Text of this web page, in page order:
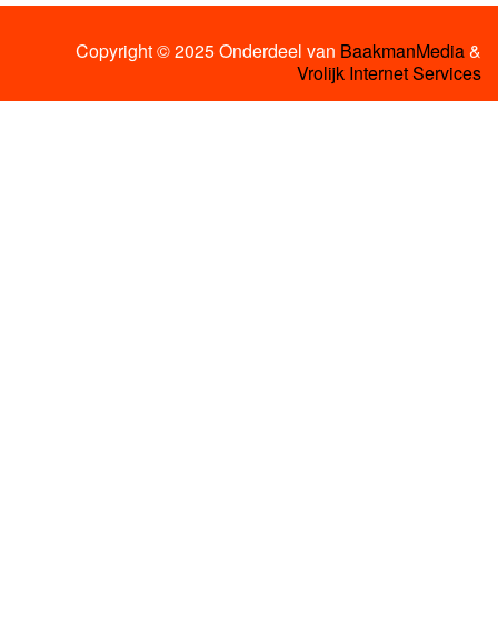
Copyright © 2025 Onderdeel van BaakmanMedia&
Vrolijk Internet Services